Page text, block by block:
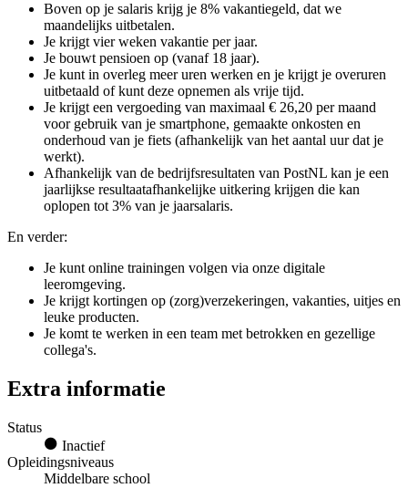
Boven op je salaris krijg je 8% vakantiegeld, dat we
maandelijks uitbetalen.
Je krijgt vier weken vakantie per jaar.
Je bouwt pensioen op (vanaf 18 jaar).
Je kunt in overleg meer uren werken en je krijgt je overuren
uitbetaald of kunt deze opnemen als vrije tijd.
Je krijgt een vergoeding van maximaal € 26,20 per maand
voor gebruik van je smartphone, gemaakte onkosten en
onderhoud van je fiets (afhankelijk van het aantal uur dat je
werkt).
Afhankelijk van de bedrijfsresultaten van PostNL kan je een
jaarlijkse resultaatafhankelijke uitkering krijgen die kan
oplopen tot 3% van je jaarsalaris.
En verder:
Je kunt online trainingen volgen via onze digitale
leeromgeving.
Je krijgt kortingen op (zorg)verzekeringen, vakanties, uitjes en
leuke producten.
Je komt te werken in een team met betrokken en gezellige
collega's.
Extra informatie
Status
Inactief
Opleidingsniveaus
Middelbare school